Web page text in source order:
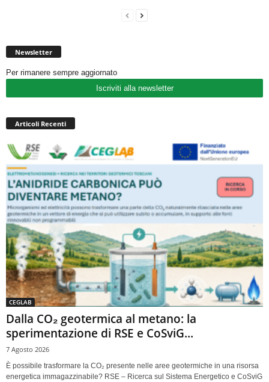
Newsletter
Per rimanere sempre aggiornato
Iscriviti alla newsletter
Articoli Recenti
CEGLAB
Dalla CO₂ geotermica al metano: la
sperimentazione di RSE e CoSviG...
7 Agosto 2026
È possibile trasformare la CO₂ presente nelle aree geotermiche in una risorsa
energetica immagazzinabile? RSE – Ricerca sul Sistema Energetico e CoSviG